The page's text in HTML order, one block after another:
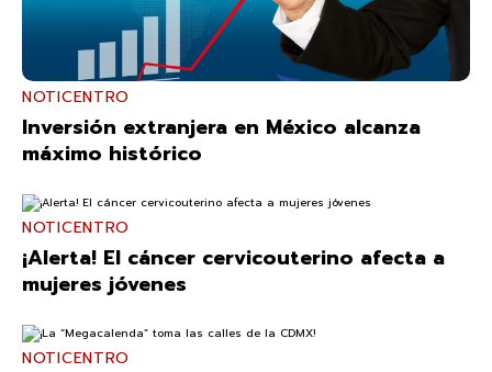
NOTICENTRO
Inversión extranjera en México alcanza
máximo histórico
NOTICENTRO
¡Alerta! El cáncer cervicouterino afecta a
mujeres jóvenes
NOTICENTRO